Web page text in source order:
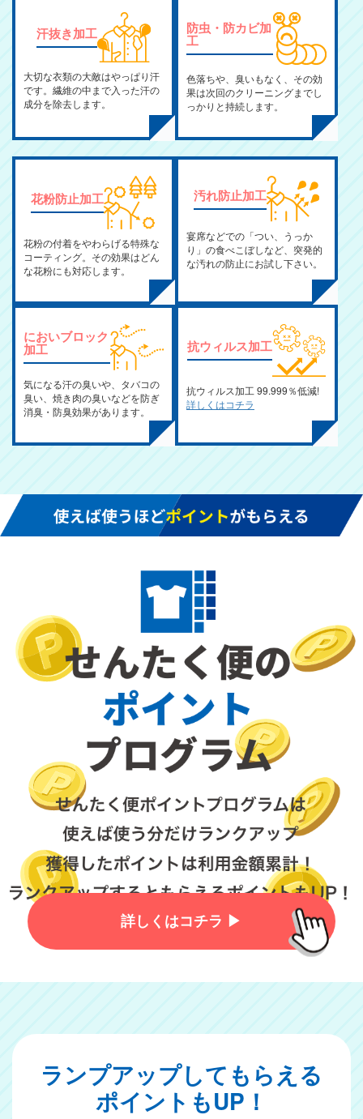
汗抜き加工
大切な衣類の大敵はやっぱり汗
です。繊維の中まで入った汗の
成分を除去します。
防虫・防カビ加
工
色落ちや、臭いもなく、その効
果は次回のクリーニングまでし
っかりと持続します。
花粉防止加工
花粉の付着をやわらげる特殊な
コーティング。その効果はどん
な花粉にも対応します。
汚れ防止加工
宴席などでの「つい、うっか
り」の食べこぼしなど、突発的
な汚れの防止にお試し下さい。
においブロック
加工
気になる汗の臭いや、タバコの
臭い、焼き肉の臭いなどを防ぎ
消臭・防臭効果があります。
抗ウィルス加工
抗ウィルス加工 99.999％低減!
詳しくはコチラ
詳しくはコチラ ▶︎
ランプアップしてもらえる
ポイントもUP！